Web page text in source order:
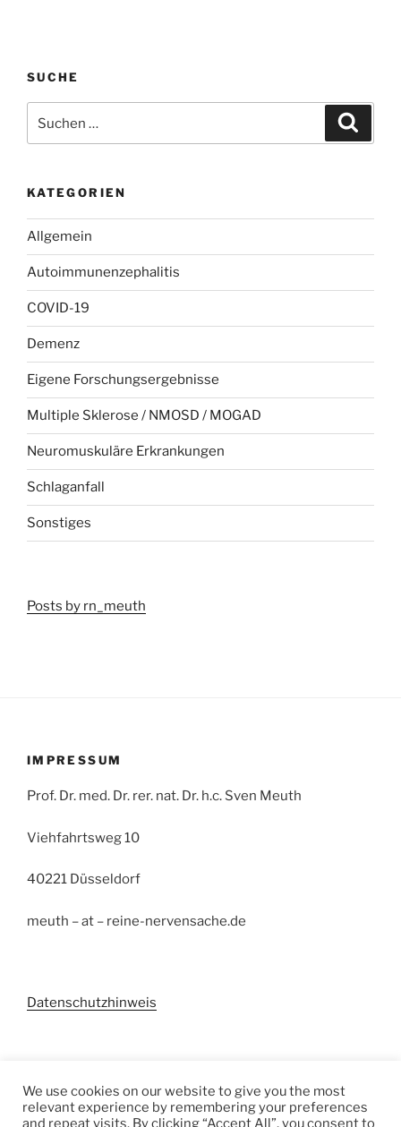
SUCHE
nach:
KATEGORIEN
Allgemein
Autoimmunenzephalitis
COVID-19
Demenz
Eigene Forschungsergebnisse
Multiple Sklerose / NMOSD / MOGAD
Neuromuskuläre Erkrankungen
Schlaganfall
Sonstiges
Posts by rn_meuth
IMPRESSUM
Prof. Dr. med. Dr. rer. nat. Dr. h.c. Sven Meuth
Viehfahrtsweg 10
40221 Düsseldorf
meuth – at – reine-nervensache.de
Datenschutzhinweis
Suchen
Suchen
We use cookies on our website to give you the most
relevant experience by remembering your preferences
and repeat visits. By clicking “Accept All”, you consent to